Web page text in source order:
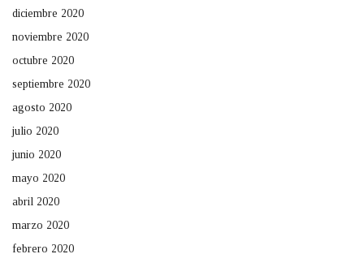
diciembre 2020
noviembre 2020
octubre 2020
septiembre 2020
agosto 2020
julio 2020
junio 2020
mayo 2020
abril 2020
marzo 2020
febrero 2020